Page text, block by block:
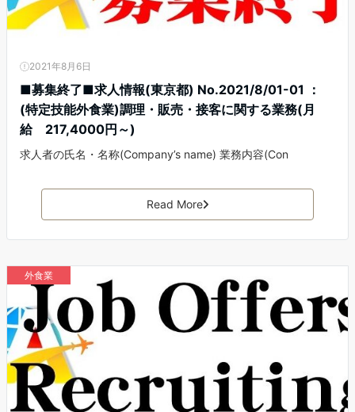
2021年8月6日
■募集終了■求人情報(東京都) No.2021/8/01-01 ：
(特定技能外食業)調理・販売・接客に関する業務(月
給 217,4000円～)
求人者の氏名・名称(Company’s name) 業務内容(Con
Read More
外食業